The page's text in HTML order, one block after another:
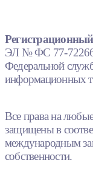
ЭЛ № ФС 77-72266
Федеральной
информационных
Все права на
защищены в
международным
собственности.